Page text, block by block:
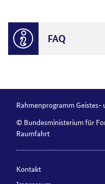
FAQ
Rahmenprogramm Geistes-
© Bundesministerium für
Raumfahrt
Kontakt